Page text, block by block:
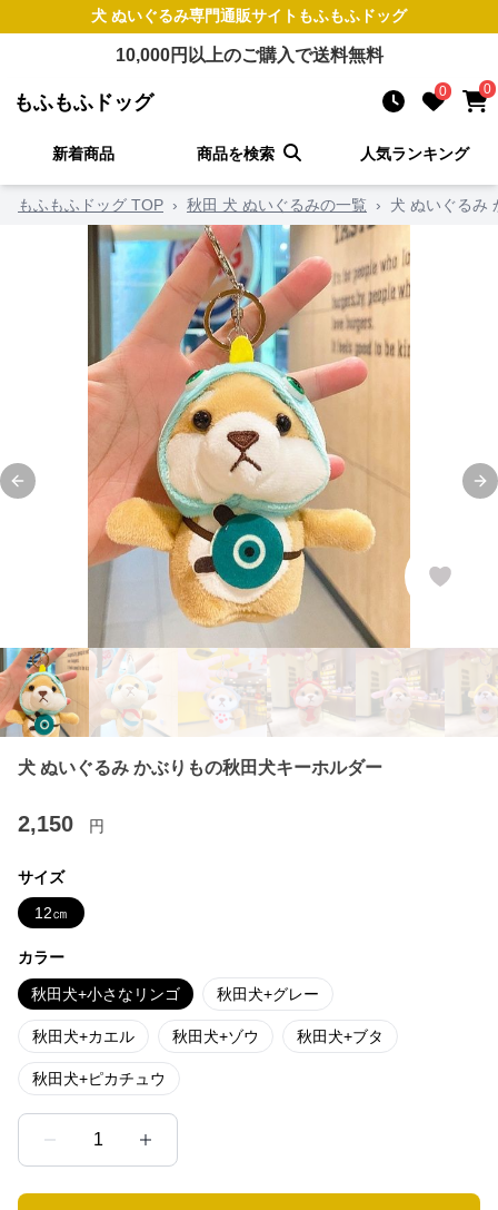
犬 ぬいぐるみ専門通販サイト もふもふドッグ
10,000円以上のご購入で送料無料
もふもふドッグ 0 0
新着商品 商品を検索 人気ランキング
もふもふドッグ TOP › 秋田 犬 ぬいぐるみの一覧 › 犬 ぬいぐるみ
Previous slide
犬 ぬいぐるみ かぶりもの秋田犬キーホルダー
2,150 円
サイズ
12㎝
カラー
秋田犬+小さなリンゴ 秋田犬+グレー
秋田犬+カエル 秋田犬+ゾウ 秋田犬+ブタ
秋田犬+ピカチュウ
1